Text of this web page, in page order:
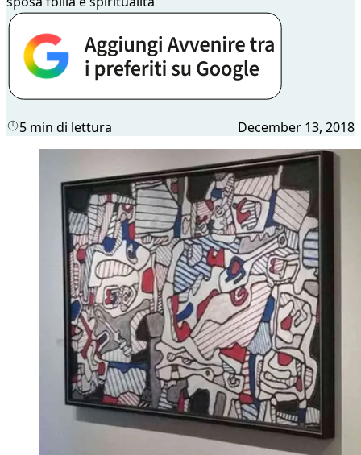
5 min di lettura December 13, 2018